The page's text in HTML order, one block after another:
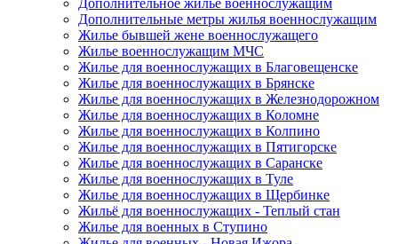
Дополнительное жилье военнослужащим
Дополнительные метры жилья военнослужащим
Жилье бывшей жене военнослужащего
Жилье военнослужащим МЧС
Жилье для военнослужащих в Благовещенске
Жилье для военнослужащих в Брянске
Жилье для военнослужащих в Железнодорожном
Жилье для военнослужащих в Коломне
Жилье для военнослужащих в Колпино
Жилье для военнослужащих в Пятигорске
Жилье для военнослужащих в Саранске
Жилье для военнослужащих в Туле
Жилье для военнослужащих в Щербинке
Жильё для военнослужащих - Теплый стан
Жилье для военных в Ступино